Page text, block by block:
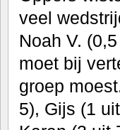
veel
Noah V.
moet bij
groep
5), Gijs (1